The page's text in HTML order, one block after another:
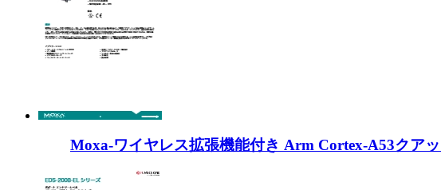
Moxa-ワイヤレス拡張機能付き Arm Cortex-A53クア